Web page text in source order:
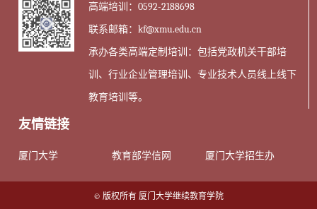
高端培训：0592-2188698
联系邮箱：kf@xmu.edu.cn
承办各类高端定制培训：包括党政机关干部培
训、行业企业管理培训、专业技术人员线上线下
教育培训等。
友情链接
厦门大学 教育部学信网 厦门大学招生办
© 版权所有 厦门大学继续教育学院